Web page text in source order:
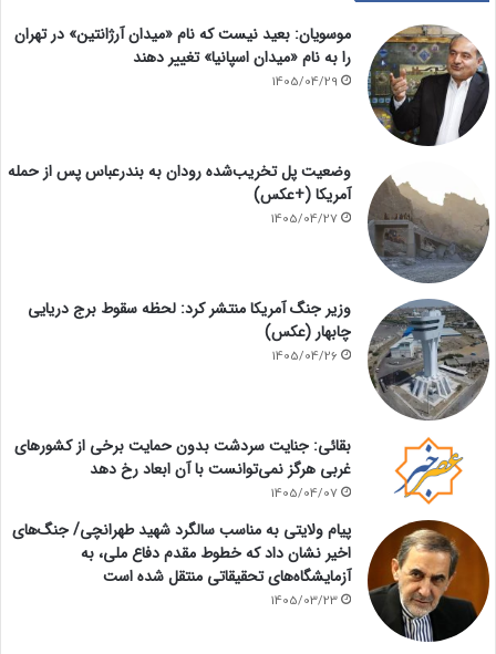
موسویان: بعید نیست که نام «میدان آرژانتین» در تهران
را به نام «میدان اسپانیا» تغییر دهند
1405/04/29
وضعیت پل تخریب‌شده رودان به بندرعباس پس از حمله
آمریکا (+عکس)
1405/04/27
وزیر جنگ آمریکا منتشر کرد: لحظه سقوط برج دریایی
چابهار (عکس)
1405/04/26
بقائی: جنایت سردشت بدون حمایت برخی از کشورهای
غربی هرگز نمی‌توانست با آن ابعاد رخ دهد
1405/04/07
پیام ولایتی به مناسب سالگرد شهید طهرانچی/ جنگ‌های
اخیر نشان داد که خطوط مقدم دفاع ملی، به
آزمایشگاه‌های تحقیقاتی منتقل شده است
1405/03/23